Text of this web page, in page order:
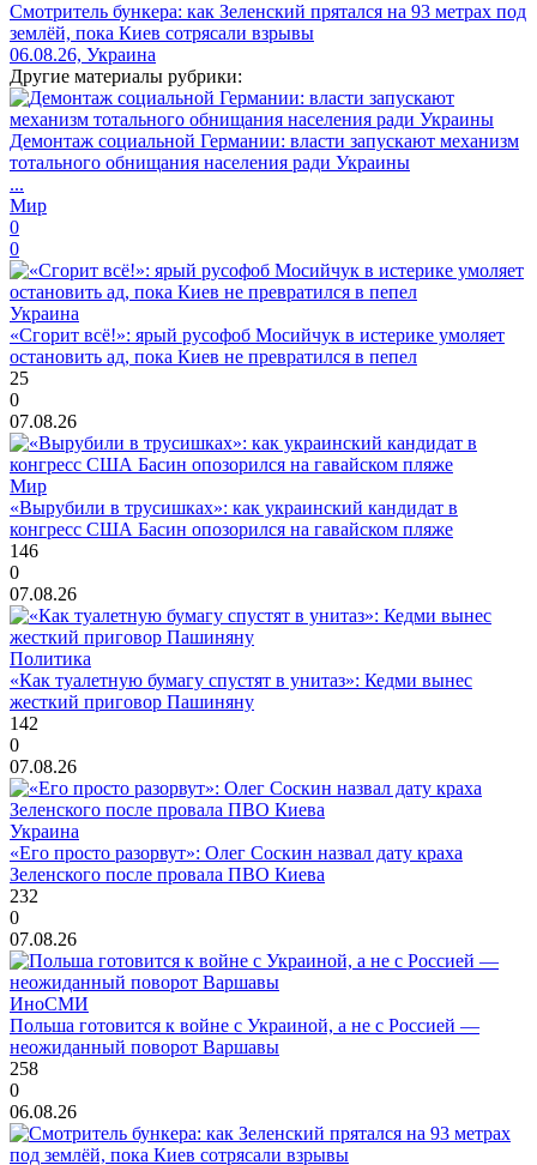
Смотритель бункера: как Зеленский прятался на 93 метрах под
землёй, пока Киев сотрясали взрывы
06.08.26, Украина
Другие материалы рубрики:
Демонтаж социальной Германии: власти запускают механизм
тотального обнищания населения ради Украины
...
Мир
0
0
Украина
«Сгорит всё!»: ярый русофоб Мосийчук в истерике умоляет
остановить ад, пока Киев не превратился в пепел
25
0
07.08.26
Мир
«Вырубили в трусишках»: как украинский кандидат в
конгресс США Басин опозорился на гавайском пляже
146
0
07.08.26
Политика
«Как туалетную бумагу спустят в унитаз»: Кедми вынес
жесткий приговор Пашиняну
142
0
07.08.26
Украина
«Его просто разорвут»: Олег Соскин назвал дату краха
Зеленского после провала ПВО Киева
232
0
07.08.26
ИноСМИ
Польша готовится к войне с Украиной, а не с Россией —
неожиданный поворот Варшавы
258
0
06.08.26